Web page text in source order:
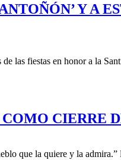
Y A
las fiestas en honor a la
CIERRE
que la quiere y la admira.”